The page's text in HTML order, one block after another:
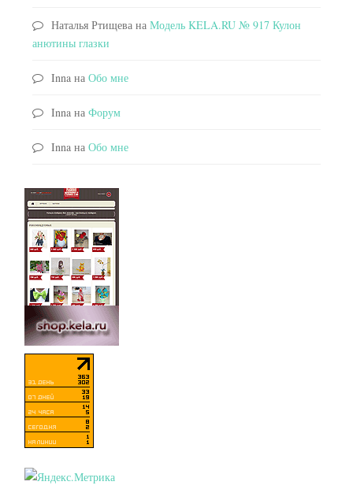
Наталья Ртищева на Модель KELA.RU № 917 Кулон
анютины глазки
Inna на Обо мне
Inna на Форум
Inna на Обо мне